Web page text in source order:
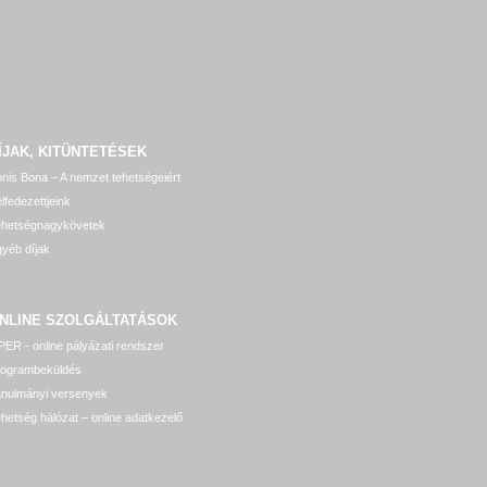
KITÜNTETÉSEK
Bona – A nemzet tehetségeiért
díjak
SZOLGÁLTATÁSOK
- online pályázati rendszer
versenyek
hálózat – online adatkezelő